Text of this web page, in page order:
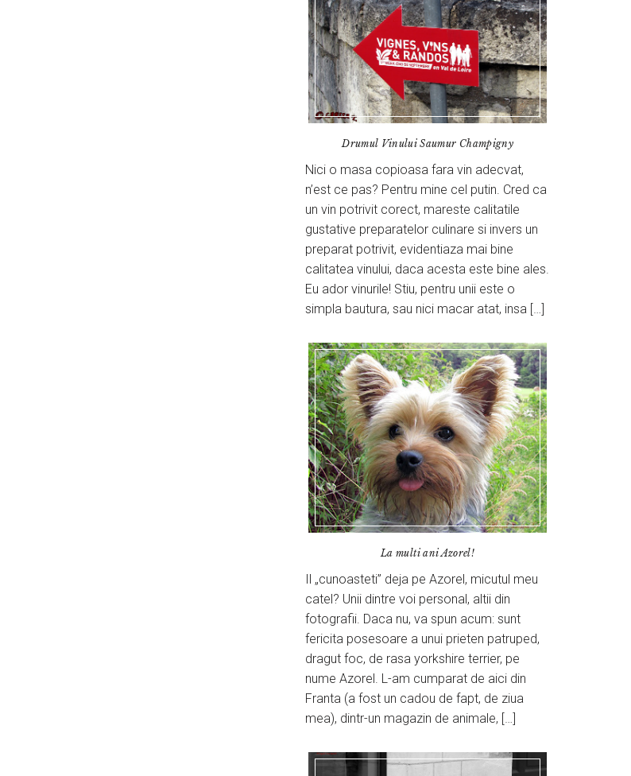
Drumul Vinului Saumur Champigny
Nici o masa copioasa fara vin adecvat,
n’est ce pas? Pentru mine cel putin. Cred ca
un vin potrivit corect, mareste calitatile
gustative preparatelor culinare si invers un
preparat potrivit, evidentiaza mai bine
calitatea vinului, daca acesta este bine ales.
Eu ador vinurile! Stiu, pentru unii este o
simpla bautura, sau nici macar atat, insa […]
La multi ani Azorel!
Il „cunoasteti” deja pe Azorel, micutul meu
catel? Unii dintre voi personal, altii din
fotografii. Daca nu, va spun acum: sunt
fericita posesoare a unui prieten patruped,
dragut foc, de rasa yorkshire terrier, pe
nume Azorel. L-am cumparat de aici din
Franta (a fost un cadou de fapt, de ziua
mea), dintr-un magazin de animale, […]